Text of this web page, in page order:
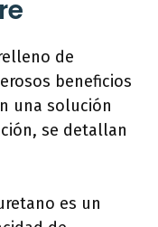
de
beneficios
una solución
se detallan
es un